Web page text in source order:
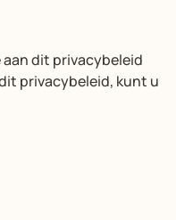
dit privacybeleid
privacybeleid, kunt u